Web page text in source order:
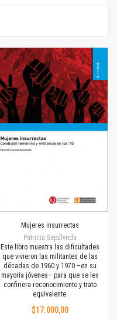
Mujeres insurrectas
Patricia Sepúlveda
Este libro muestra las dificultades
que vivieron las militantes de las
décadas de 1960 y 1970 –en su
mayoría jóvenes– para que se les
confiriera reconocimiento y trato
equivalente.
$17.000,00